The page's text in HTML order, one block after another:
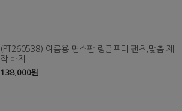
(PT260538) 여름용 면스판 링클프리 팬츠,맞춤 제
작 바지
138,000원